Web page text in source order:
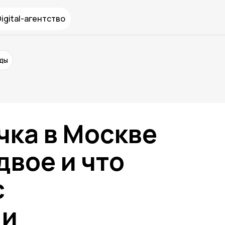
агентство
в Москве
и что